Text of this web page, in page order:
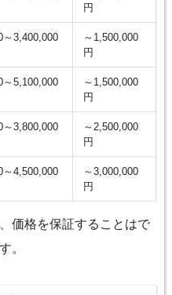
円
～3,400,000
～1,500,000
円
～5,100,000
～1,500,000
円
～3,800,000
～2,500,000
円
～4,500,000
～3,000,000
円
価格を保証することはで
。